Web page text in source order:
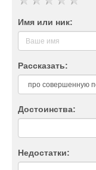
Имя или ник:
Рассказать:
Достоинства:
Недостатки: